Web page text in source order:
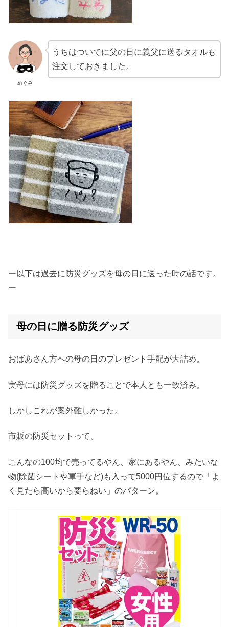
めぐみ
うちはついでに父の日に義父に送るタオルも
注文しておきました。
ー以下は過去に防災グッズを母の日に送った時の話です。
ー
母の日に贈る防災グッズ
おばあさん方への母の日のプレゼント手配が大詰め。
実母には防災グッズを贈ることで本人とも一致済み。
しかしこれが案外難しかった。
市販の防災セットって、
こんなの100均で売ってるやん、家にあるやん、みたいな
物(除菌シートや軍手など)も入って5000円位するので「よ
く見たら高いから要らねい」のパターン。